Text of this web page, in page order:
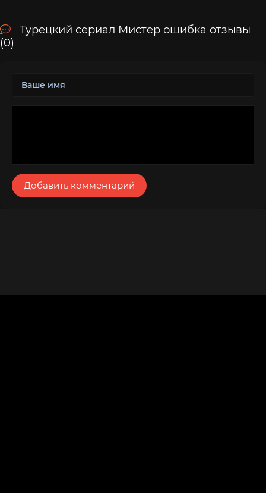
Турецкий сериал Мистер ошибка отзывы
(0)
Добавить комментарий